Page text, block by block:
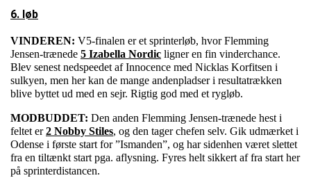
6. løb
VINDEREN: V5-finalen er et sprinterløb, hvor Flemming
Jensen-trænede 5 Izabella Nordic ligner en fin vinderchance.
Blev senest nedspeedet af Innocence med Nicklas Korfitsen i
sulkyen, men her kan de mange andenpladser i resultatrækken
blive byttet ud med en sejr. Rigtig god med et rygløb.
MODBUDDET: Den anden Flemming Jensen-trænede hest i
feltet er2 Nobby Stiles, og den tager chefen selv. Gik udmærket i
Odense i første start for ”Ismanden”, og har sidenhen været slettet
fra en tiltænkt start pga. aflysning. Fyres helt sikkert af fra start her
på sprinterdistancen.